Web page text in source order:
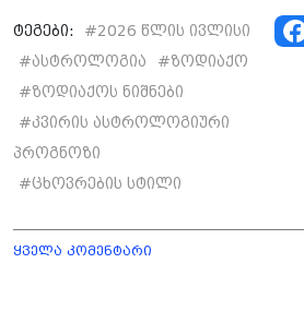
ტეგები: #2026 წლის ივლისი
#ასტროლოგია #ზოდიაქო
#ზოდიაქოს ნიშნები
#კვირის ასტროლოგიური
პროგნოზი
#ცხოვრების სტილი
ყველა კომენტარი